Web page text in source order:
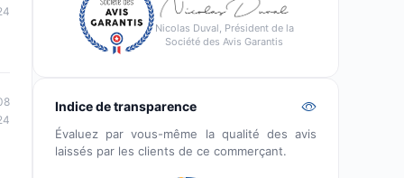
Nicolas Duval, Président de la
Société des Avis Garantis
Indice de transparence
Évaluez par vous-même la qualité des avis
laissés par les clients de ce commerçant.